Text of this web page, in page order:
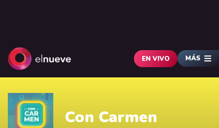
EN VIVO MÁS
Con Carmen